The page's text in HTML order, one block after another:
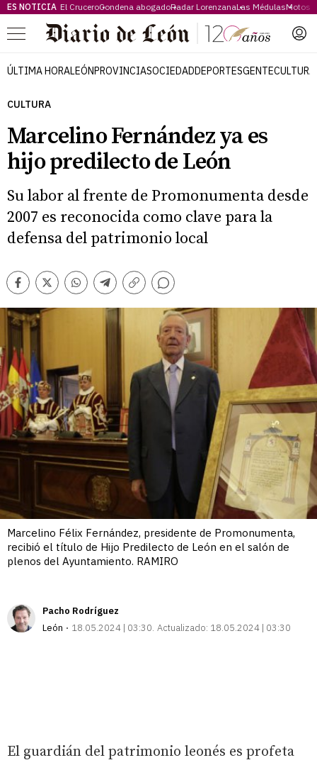
ES NOTICIA El CruceroCondena abogadoRadar LorenzanaLas MédulasMotos
Menú
ÚLTIMA HORALEÓNPROVINCIASOCIEDADDEPORTESGENTECULTURA
CULTURA
Marcelino Fernández ya es
hijo predilecto de León
Su labor al frente de Promonumenta desde
2007 es reconocida como clave para la
defensa del patrimonio local
Facebook
TwitterWhatsappTelegram
Copiar
Comentarios
Marcelino Félix Fernández, presidente de Promonumenta,
recibió el título de Hijo Predilecto de León en el salón de
plenos del Ayuntamiento. RAMIRO
Pacho Rodríguez
León
18.05.2024 | 03:30 Actualizado: 18.05.2024 | 03:30
El guardián del patrimonio leonés es profeta